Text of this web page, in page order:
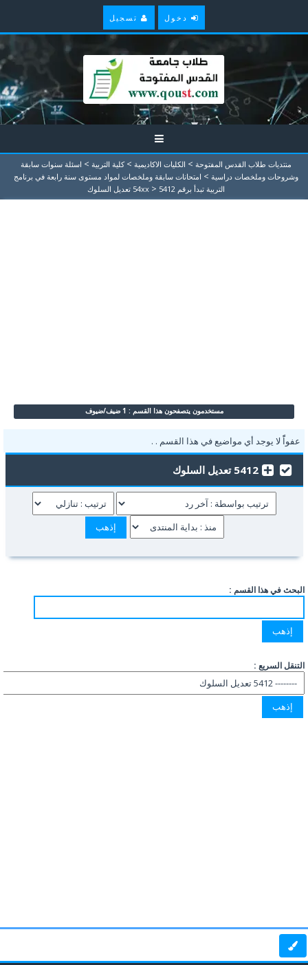
دخول تسجيل
منتديات طلاب القدس المفتوحة > الكليات الاكاديمية > كلية التربية > اسئلة سنوات سابقة
وشروحات وملخصات دراسية > امتحانات سابقة وملخصات لمواد مستوى سنة رابعة في برنامج
التربية تبدأ برقم 54xx
> 5412 تعديل السلوك
مستخدمون يتصفحون هذا القسم : 1 ضيف/ضيوف
عفواًً لا يوجد أي مواضيع في هذا القسم . .
5412 تعديل السلوك
البحث في هذا القسم :
التنقل السريع :